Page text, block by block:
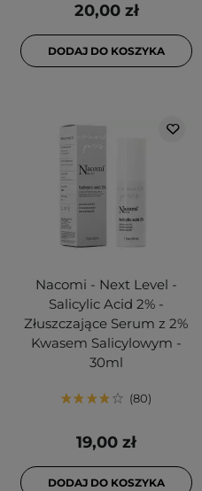
20,00 zł
DODAJ DO KOSZYKA
Nacomi - Next Level -
Salicylic Acid 2% -
Złuszczające Serum z 2%
Kwasem Salicylowym -
30ml
80
19,00 zł
DODAJ DO KOSZYKA